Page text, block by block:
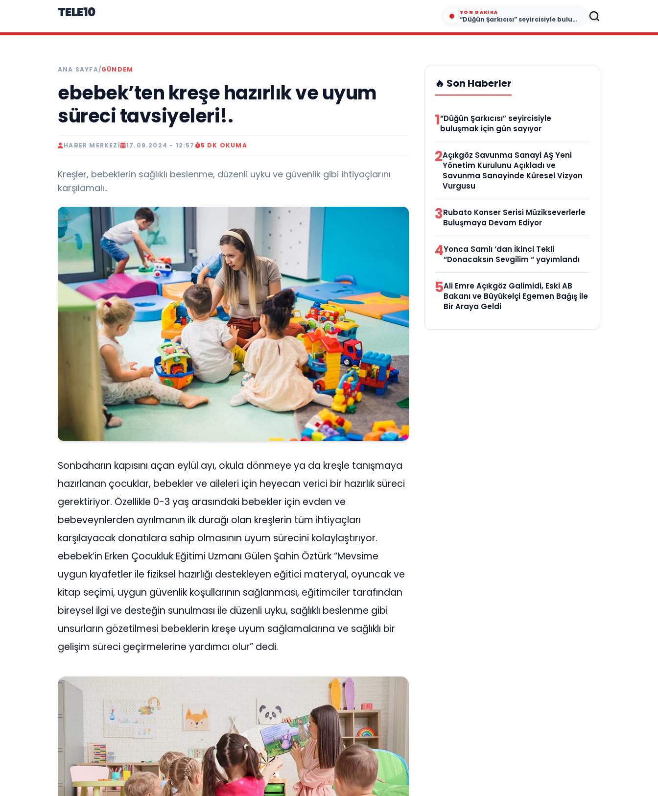
TELE10 SON DAKIKA
“Düğün Şarkıcısı” seyircisiyle buluşmak için gün sayıyor
ANA SAYFA/GÜNDEM
ebebek’ten kreşe hazırlık ve uyum
süreci tavsiyeleri!.
HABER MERKEZI 17.09.2024 - 12:57 5 DK OKUMA
Kreşler, bebeklerin sağlıklı beslenme, düzenli uyku ve güvenlik gibi ihtiyaçlarını
karşılamalı..
Sonbaharın kapısını açan eylül ayı, okula dönmeye ya da kreşle tanışmaya
hazırlanan çocuklar, bebekler ve aileleri için heyecan verici bir hazırlık süreci
gerektiriyor. Özellikle 0-3 yaş arasındaki bebekler için evden ve
bebeveynlerden ayrılmanın ilk durağı olan kreşlerin tüm ihtiyaçları
karşılayacak donatılara sahip olmasının uyum sürecini kolaylaştırıyor.
ebebek’in Erken Çocukluk Eğitimi Uzmanı Gülen Şahin Öztürk “Mevsime
uygun kıyafetler ile fiziksel hazırlığı destekleyen eğitici materyal, oyuncak ve
kitap seçimi, uygun güvenlik koşullarının sağlanması, eğitimciler tarafından
bireysel ilgi ve desteğin sunulması ile düzenli uyku, sağlıklı beslenme gibi
unsurların gözetilmesi bebeklerin kreşe uyum sağlamalarına ve sağlıklı bir
gelişim süreci geçirmelerine yardımcı olur” dedi.
🔥 Son Haberler
1“Düğün Şarkıcısı” seyircisiyle
buluşmak için gün sayıyor
2Açıkgöz Savunma Sanayi AŞ Yeni
Yönetim Kurulunu Açıkladı ve
Savunma Sanayinde Küresel Vizyon
Vurgusu
3Rubato Konser Serisi Müzikseverlerle
Buluşmaya Devam Ediyor
4Yonca Samlı ‘dan İkinci Tekli
“Donacaksın Sevgilim “ yayımlandı
5Ali Emre Açıkgöz Galimidi, Eski AB
Bakanı ve Büyükelçi Egemen Bağış ile
Bir Araya Geldi